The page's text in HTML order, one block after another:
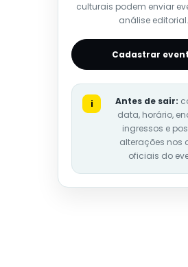
culturais podem enviar
análise editorial.
Cadastrar
i Antes de sair:
data, horário,
ingressos e
alterações nos
oficiais do